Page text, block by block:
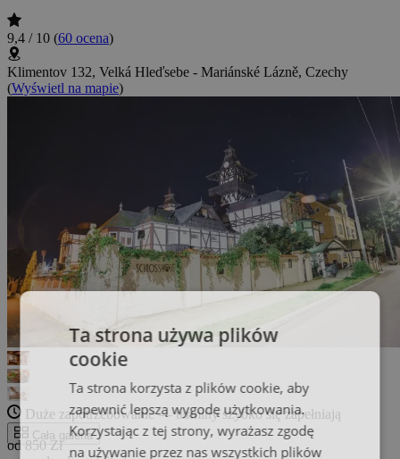
9,4 / 10 (60 ocena)
Klimentov 132, Velká Hleďsebe - Mariánské Lázně, Czechy
(Wyświetl na mapie)
Duże zapotrzebowanie — terminy szybko się zapełniają
Cała galeria
od 850 Zł
Ta strona używa plików
cookie
Ta strona korzysta z plików cookie, aby
zapewnić lepszą wygodę użytkowania.
Korzystając z tej strony, wyrażasz zgodę
na używanie przez nas wszystkich plików